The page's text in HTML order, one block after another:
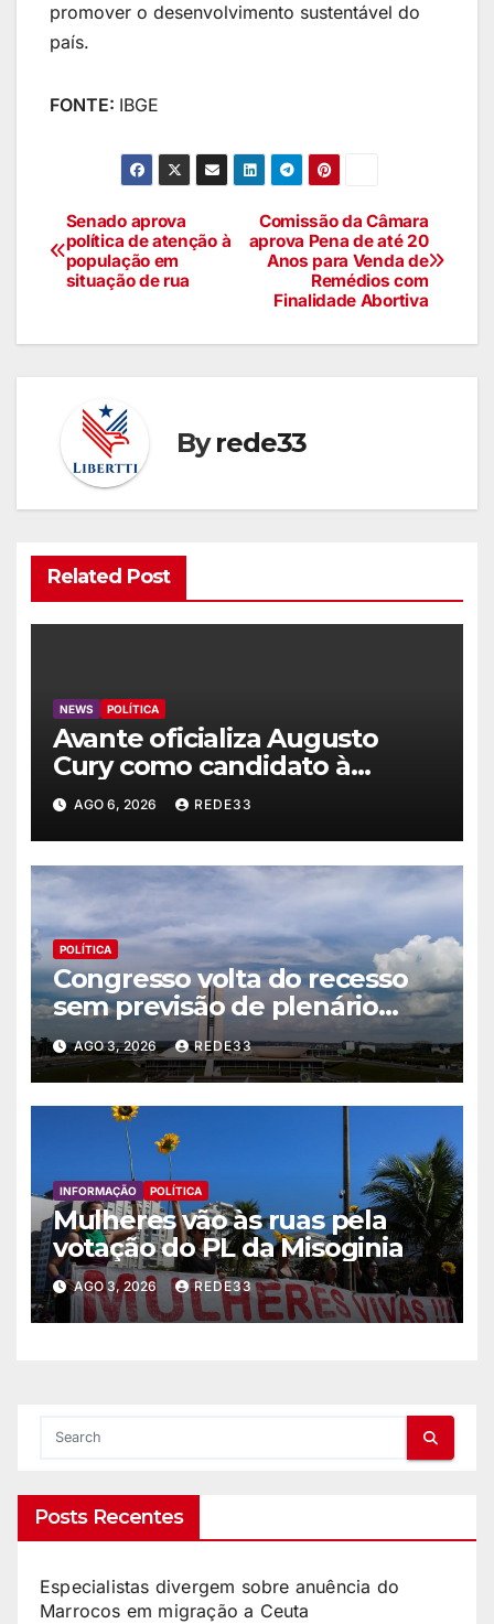
promover o desenvolvimento sustentável do
país.
FONTE: IBGE
Comissão da Câmara
aprova Pena de até 20
Anos para Venda de
Remédios com
Finalidade Abortiva
Senado aprova
política de atenção à
população em
situação de rua
Byrede33
Related Post
NEWS POLÍTICA
Avante oficializa Augusto
Cury como candidato à
Presidência
AGO 6, 2026 REDE33
POLÍTICA
Congresso volta do recesso
sem previsão de plenário
nesta semana
AGO 3, 2026 REDE33
INFORMAÇÃO POLÍTICA
Mulheres vão às ruas pela
votação do PL da Misoginia
AGO 3, 2026 REDE33
Posts Recentes
Especialistas divergem sobre anuência do
Marrocos em migração a Ceuta